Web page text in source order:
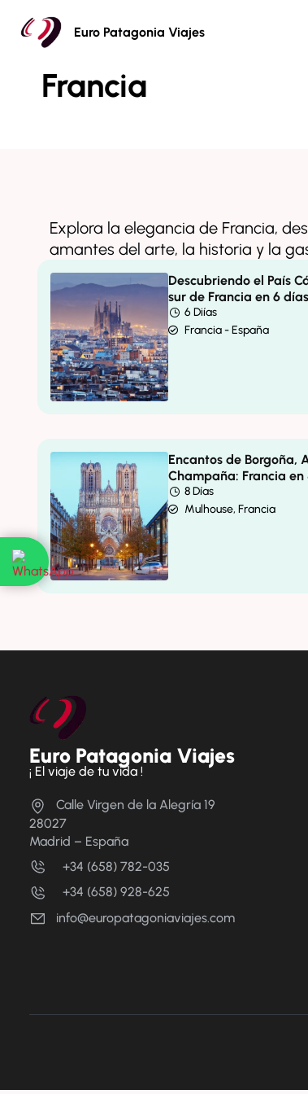
Euro Patagonia Viajes
Home
Francia
Explora la elegancia de Francia,
amantes del arte, la historia y la
Descubriendo el País
sur de Francia en 6 días
6 Diías
Francia - España
Encantos de Borgoña,
Champaña: Francia en
8 Días
Mulhouse, Francia
Euro Patagonia Viajes
¡ El viaje de tu vida !
Calle Virgen de la Alegría 19
28027
Madrid – España
+34 (658) 782-035
+34 (658) 928-625
info@europatagoniaviajes.com